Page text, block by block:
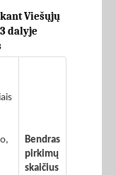
Viešųjų
dalyje
Bendras
pirkimų
skaičius